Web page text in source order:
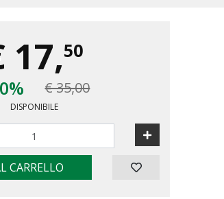
17,50
€ 35,00
DISPONIBILE
CARRELLO